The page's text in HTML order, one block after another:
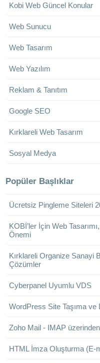
Kobi Web Güncel Konular
Web Sunucu
Web Tasarım
Web Yazılım
Reklam & Tanıtım
Google SEO
Kırklareli Web Tasarım
Sosyal Medya
Popüler Başlıklar
Ücretsiz Pingleme Siteleri
KOBİ’ler İçin Web
Önemi
Kırklareli Organize Sanayi
Çözümler
Cyberpanel Uyumlu VDS
WordPress Site Taşıma
Zoho Mail - IMAP
HTML İmza Oluşturma (E-